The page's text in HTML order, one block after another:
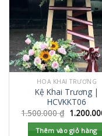
HOA KHAI TRƯƠNG
Kệ Khai Trương |
HCVKKT06
1.500.000₫
Thêm vào giỏ hàng